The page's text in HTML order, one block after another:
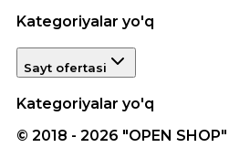
Kategoriyalar yo'q
Sayt ofertasi
Kategoriyalar yo'q
© 2018 - 2026 "OPEN